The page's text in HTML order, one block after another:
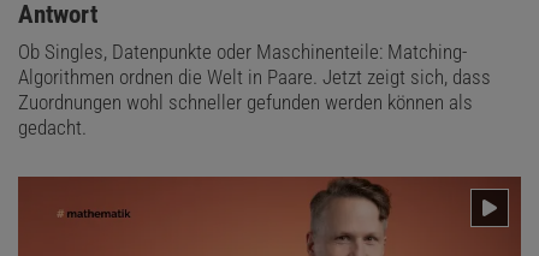
Antwort
Ob Singles, Datenpunkte oder Maschinenteile: Matching-
Algorithmen ordnen die Welt in Paare. Jetzt zeigt sich, dass
Zuordnungen wohl schneller gefunden werden können als
gedacht.